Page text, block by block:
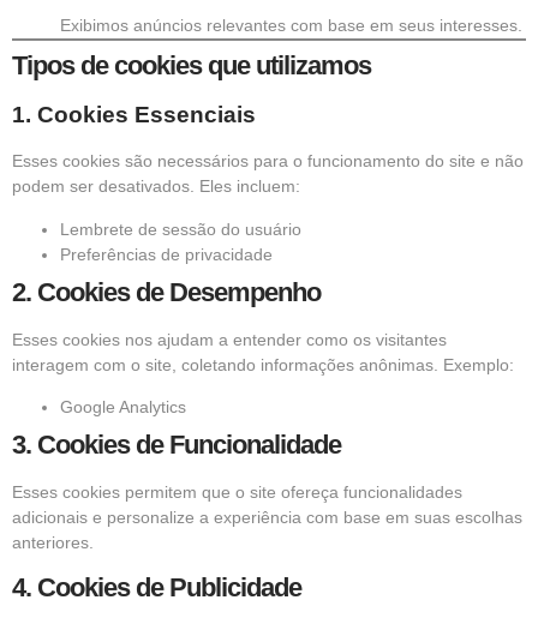
Exibimos anúncios relevantes com base em seus interesses.
Tipos de cookies que utilizamos
1. Cookies Essenciais
Esses cookies são necessários para o funcionamento do site e não
podem ser desativados. Eles incluem:
Lembrete de sessão do usuário
Preferências de privacidade
2. Cookies de Desempenho
Esses cookies nos ajudam a entender como os visitantes
interagem com o site, coletando informações anônimas. Exemplo:
Google Analytics
3. Cookies de Funcionalidade
Esses cookies permitem que o site ofereça funcionalidades
adicionais e personalize a experiência com base em suas escolhas
anteriores.
4. Cookies de Publicidade